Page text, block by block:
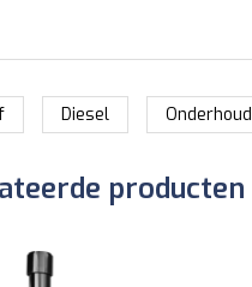
Diesel Onderhoud
producten